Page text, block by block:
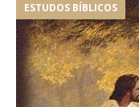
ESTUDOS BÍBLICOS